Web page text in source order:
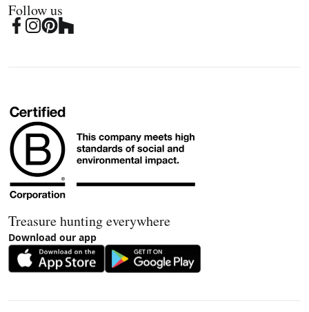
Follow us
Treasure hunting everywhere
Download our app